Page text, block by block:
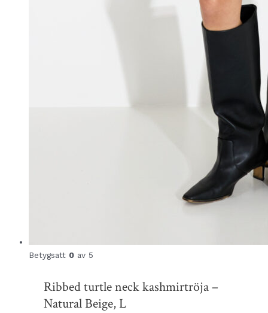
Betygsatt 0 av 5
Ribbed turtle neck kashmirtröja –
Natural Beige, L